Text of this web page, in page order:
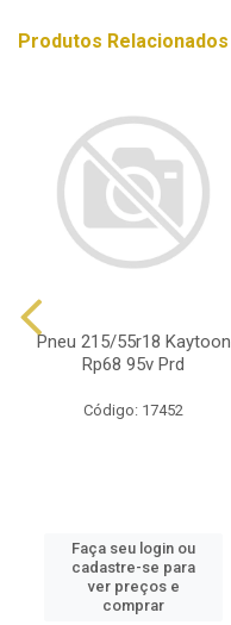
Produtos Relacionados
Pneu 215/55r18 Kaytoon
Rp68 95v Prd
Código: 17452
Faça seu login ou
cadastre-se para
ver preços e
comprar